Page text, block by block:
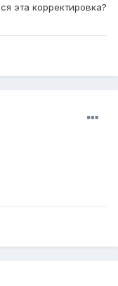
эта корректировка?